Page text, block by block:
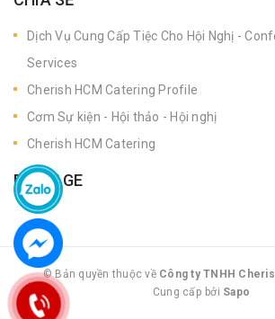
Dịch Vụ Cung Cấp Tiệc Cho Hội Nghị -
Services
Cherish HCM Catering Profile
Cơm Sự kiện - Hội thảo - Hội nghị
Cherish HCM Catering
FANPAGE
© Bản quyền thuộc về Công ty TNHH
|
Cung cấp bởi Sapo